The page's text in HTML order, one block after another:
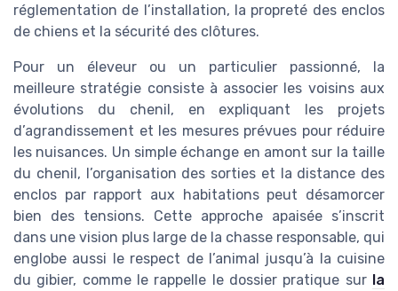
réglementation de l’installation, la propreté des enclos
de chiens et la sécurité des clôtures.
Pour un éleveur ou un particulier passionné, la
meilleure stratégie consiste à associer les voisins aux
évolutions du chenil, en expliquant les projets
d’agrandissement et les mesures prévues pour réduire
les nuisances. Un simple échange en amont sur la taille
du chenil, l’organisation des sorties et la distance des
enclos par rapport aux habitations peut désamorcer
bien des tensions. Cette approche apaisée s’inscrit
dans une vision plus large de la chasse responsable, qui
englobe aussi le respect de l’animal jusqu’à la cuisine
du gibier, comme le rappelle le dossier pratique sur la